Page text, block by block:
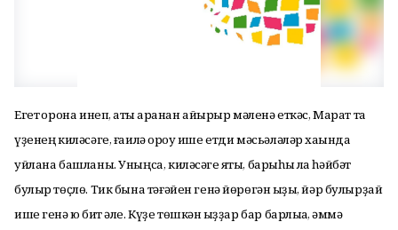
Егет ҡорона инеп, аҡты ҡаранан айырыр мәленә еткәс, Марат та
үҙенең киләсәге, ғаилә ҡороу ише етди мәсьәләләр хаҡында
уйлана башланы. Уныңса, киләсәге яҡты, барыһы ла һәйбәт
булыр төҫлө. Тик бына тәғәйен генә йөрөгән ҡыҙы, йәр булырҙай
ише генә юҡ бит әле. Күҙе төшкән ҡыҙҙар бар барлыҡҡа, әммә